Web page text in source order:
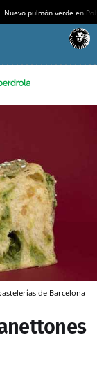
Nuevo pulmón verde en
de Barcelona